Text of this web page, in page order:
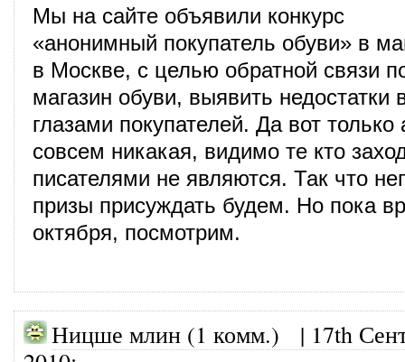
Мы на сайте объявили конкурс
«анонимный покупатель обуви» в
в Москве, с целью обратной связи
магазин обуви, выявить недостатки
глазами покупателей. Да вот только
совсем никакая, видимо те кто
писателями не являются. Так что
призы присуждать будем. Но пока
октября, посмотрим.
Ницше млин (1 комм.) | 17th